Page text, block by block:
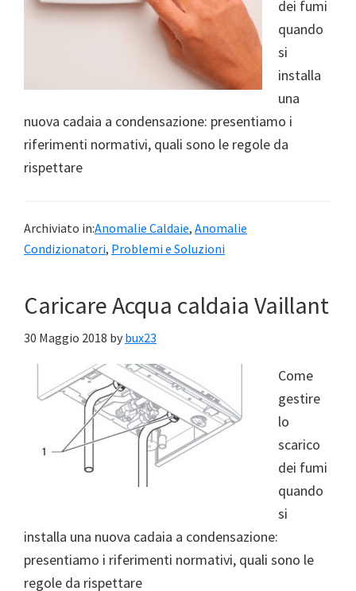
dei fumi
quando
si
installa
una
nuova cadaia a condensazione: presentiamo i
riferimenti normativi, quali sono le regole da
rispettare
Archiviato in:Anomalie Caldaie, Anomalie
Condizionatori, Problemi e Soluzioni
Caricare Acqua caldaia Vaillant
30 Maggio 2018 by bux23
Come
gestire
lo
scarico
dei fumi
quando
si
installa una nuova cadaia a condensazione:
presentiamo i riferimenti normativi, quali sono le
regole da rispettare